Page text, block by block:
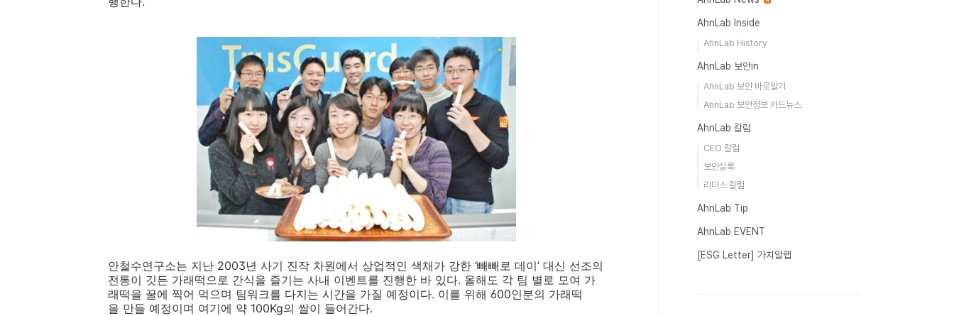
안철수연구소는 지난 2003년 사기 진작 차원에서 상업적인 색채가 강한 ‘빼빼로 데이’ 대신 선조의
전통이 깃든 가래떡으로 간식을 즐기는 사내 이벤트를 진행한 바 있다. 올해도 각 팀 별로 모여 가
래떡을 꿀에 찍어 먹으며 팀워크를 다지는 시간을 가질 예정이다. 이를 위해 600인분의 가래떡
을 만들 예정이며 여기에 약 100Kg의 쌀이 들어간다.
AhnLab Inside
AhnLab History
AhnLab 보안in
AhnLab 보안 바로알기
AhnLab 보안정보 카드뉴스
AhnLab 칼럼
CEO 칼럼
보안실록
리더스 칼럼
AhnLab Tip
AhnLab EVENT
[ESG Letter] 가치알랩